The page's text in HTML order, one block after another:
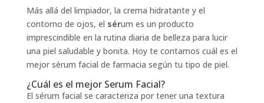
Más allá del limpiador, la crema hidratante y el
contorno de ojos, el sérum es un producto
imprescindible en la rutina diaria de belleza para lucir
una piel saludable y bonita. Hoy te contamos cuál es el
mejor sérum facial de farmacia según tu tipo de piel.
¿Cuál es el mejor Serum Facial?
El sérum facial se caracteriza por tener una textura